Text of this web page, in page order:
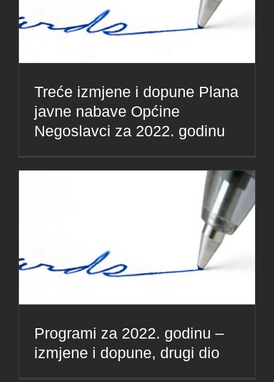
Treće izmjene i dopune Plana
javne nabave Općine
Negoslavci za 2022. godinu
Programi za 2022. godinu –
izmjene i dopune, drugi dio